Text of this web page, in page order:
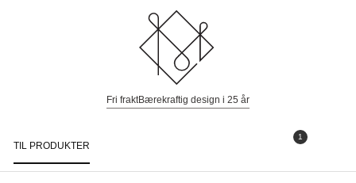
Fri fraktBærekraftig design i 25 år
1
TIL PRODUKTER